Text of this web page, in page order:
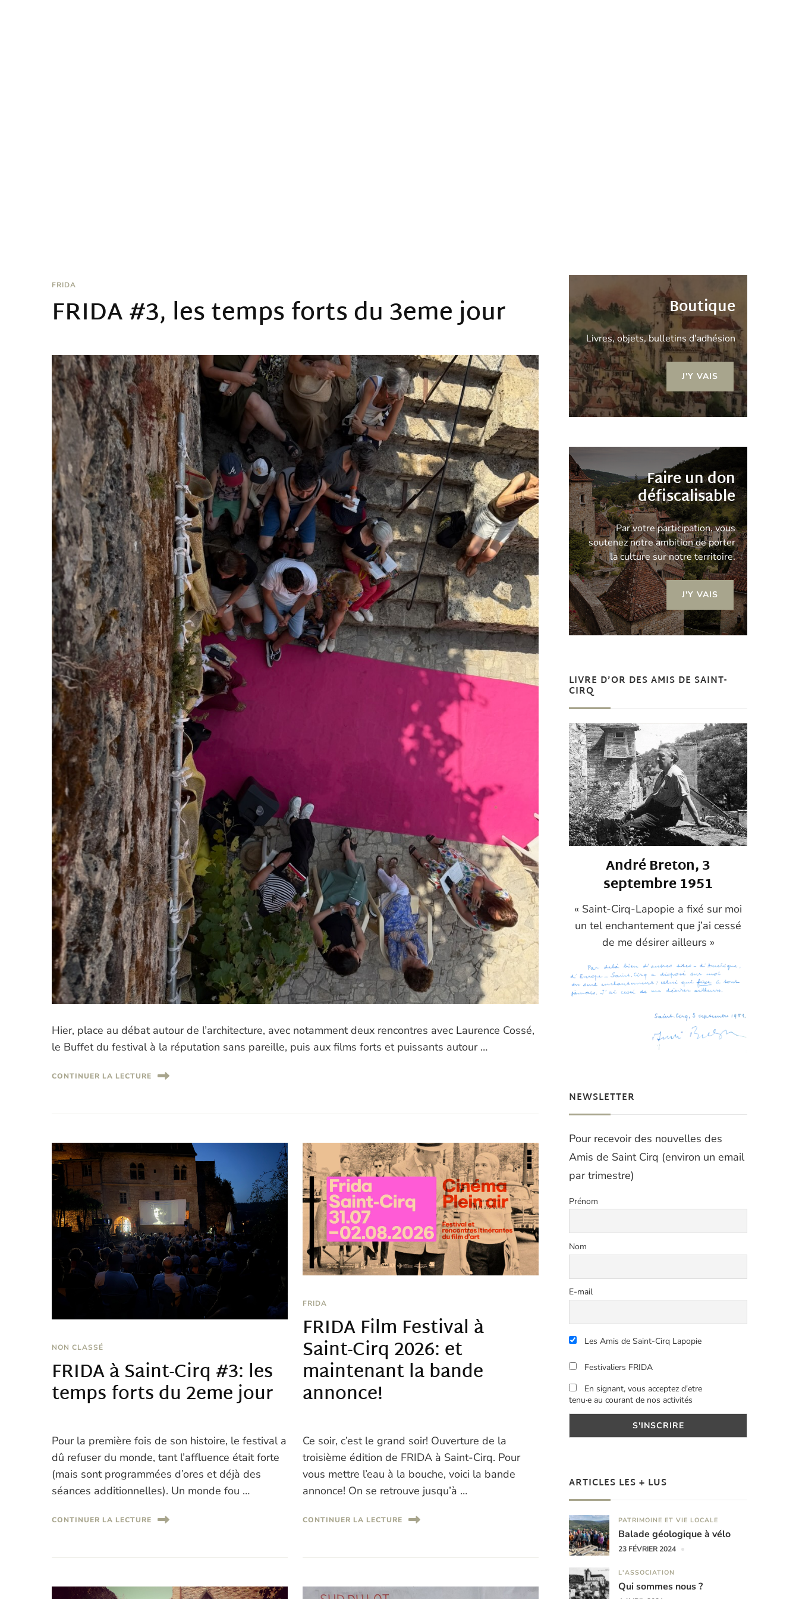
FRIDA
FRIDA #3, les temps forts du 3eme jour
Hier, place au débat autour de l’architecture, avec notamment deux rencontres avec Laurence Cossé,
le Buffet du festival à la réputation sans pareille, puis aux films forts et puissants autour …
CONTINUER LA LECTURE
NON CLASSÉ
FRIDA à Saint-Cirq #3: les
temps forts du 2eme jour
Pour la première fois de son histoire, le festival a
dû refuser du monde, tant l’affluence était forte
(mais sont programmées d’ores et déjà des
séances additionnelles). Un monde fou …
CONTINUER LA LECTURE
FRIDA
FRIDA Film Festival à
Saint-Cirq 2026: et
maintenant la bande
annonce!
Ce soir, c’est le grand soir! Ouverture de la
troisième édition de FRIDA à Saint-Cirq. Pour
vous mettre l’eau à la bouche, voici la bande
annonce! On se retrouve jusqu’à …
CONTINUER LA LECTURE
Boutique
Livres, objets, bulletins d'adhésion
J'Y VAIS
Faire un don
défiscalisable
Par votre participation, vous
soutenez notre ambition de porter
la culture sur notre territoire.
J'Y VAIS
LIVRE D’OR DES AMIS DE SAINT-
CIRQ
André Breton, 3
septembre 1951
« Saint-Cirq-Lapopie a fixé sur moi
un tel enchantement que j’ai cessé
de me désirer ailleurs »
NEWSLETTER
Pour recevoir des nouvelles des
Amis de Saint Cirq (environ un email
par trimestre)
Prénom
Nom
E-mail
Les Amis de Saint-Cirq Lapopie
Festivaliers FRIDA
En signant, vous acceptez d'etre
tenu·e au courant de nos activités
ARTICLES LES + LUS
PATRIMOINE ET VIE LOCALE
Balade géologique à vélo
23 FÉVRIER 2024
L'ASSOCIATION
Qui sommes nous ?